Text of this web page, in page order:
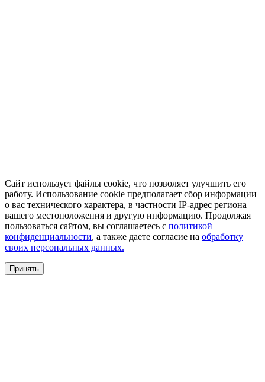
Сайт использует файлы cookie, что позволяет улучшить его
работу. Использование cookie предполагает сбор информации
о вас технического характера, в частности IP-адрес региона
вашего местоположения и другую информацию. Продолжая
пользоваться сайтом, вы соглашаетесь с политикой
конфиденциальности, а также даете согласие на обработку
своих персональных данных.
Принять